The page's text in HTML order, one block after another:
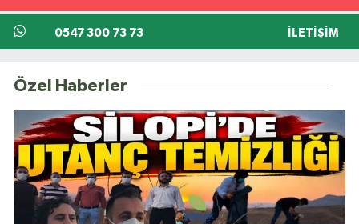
0547 300 73 73 İLETIŞIM
Özel Haberler